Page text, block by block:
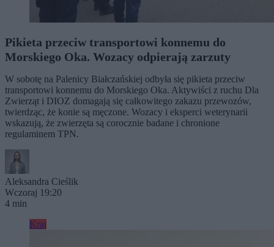
Pikieta przeciw transportowi konnemu do
Morskiego Oka. Wozacy odpierają zarzuty
W sobotę na Palenicy Białczańskiej odbyła się pikieta przeciw
transportowi konnemu do Morskiego Oka. Aktywiści z ruchu Dla
Zwierząt i DIOZ domagają się całkowitego zakazu przewozów,
twierdząc, że konie są męczone. Wozacy i eksperci weterynarii
wskazują, że zwierzęta są corocznie badane i chronione
regulaminem TPN.
Aleksandra Cieślik
Wczoraj 19:20
4 min
Kraj